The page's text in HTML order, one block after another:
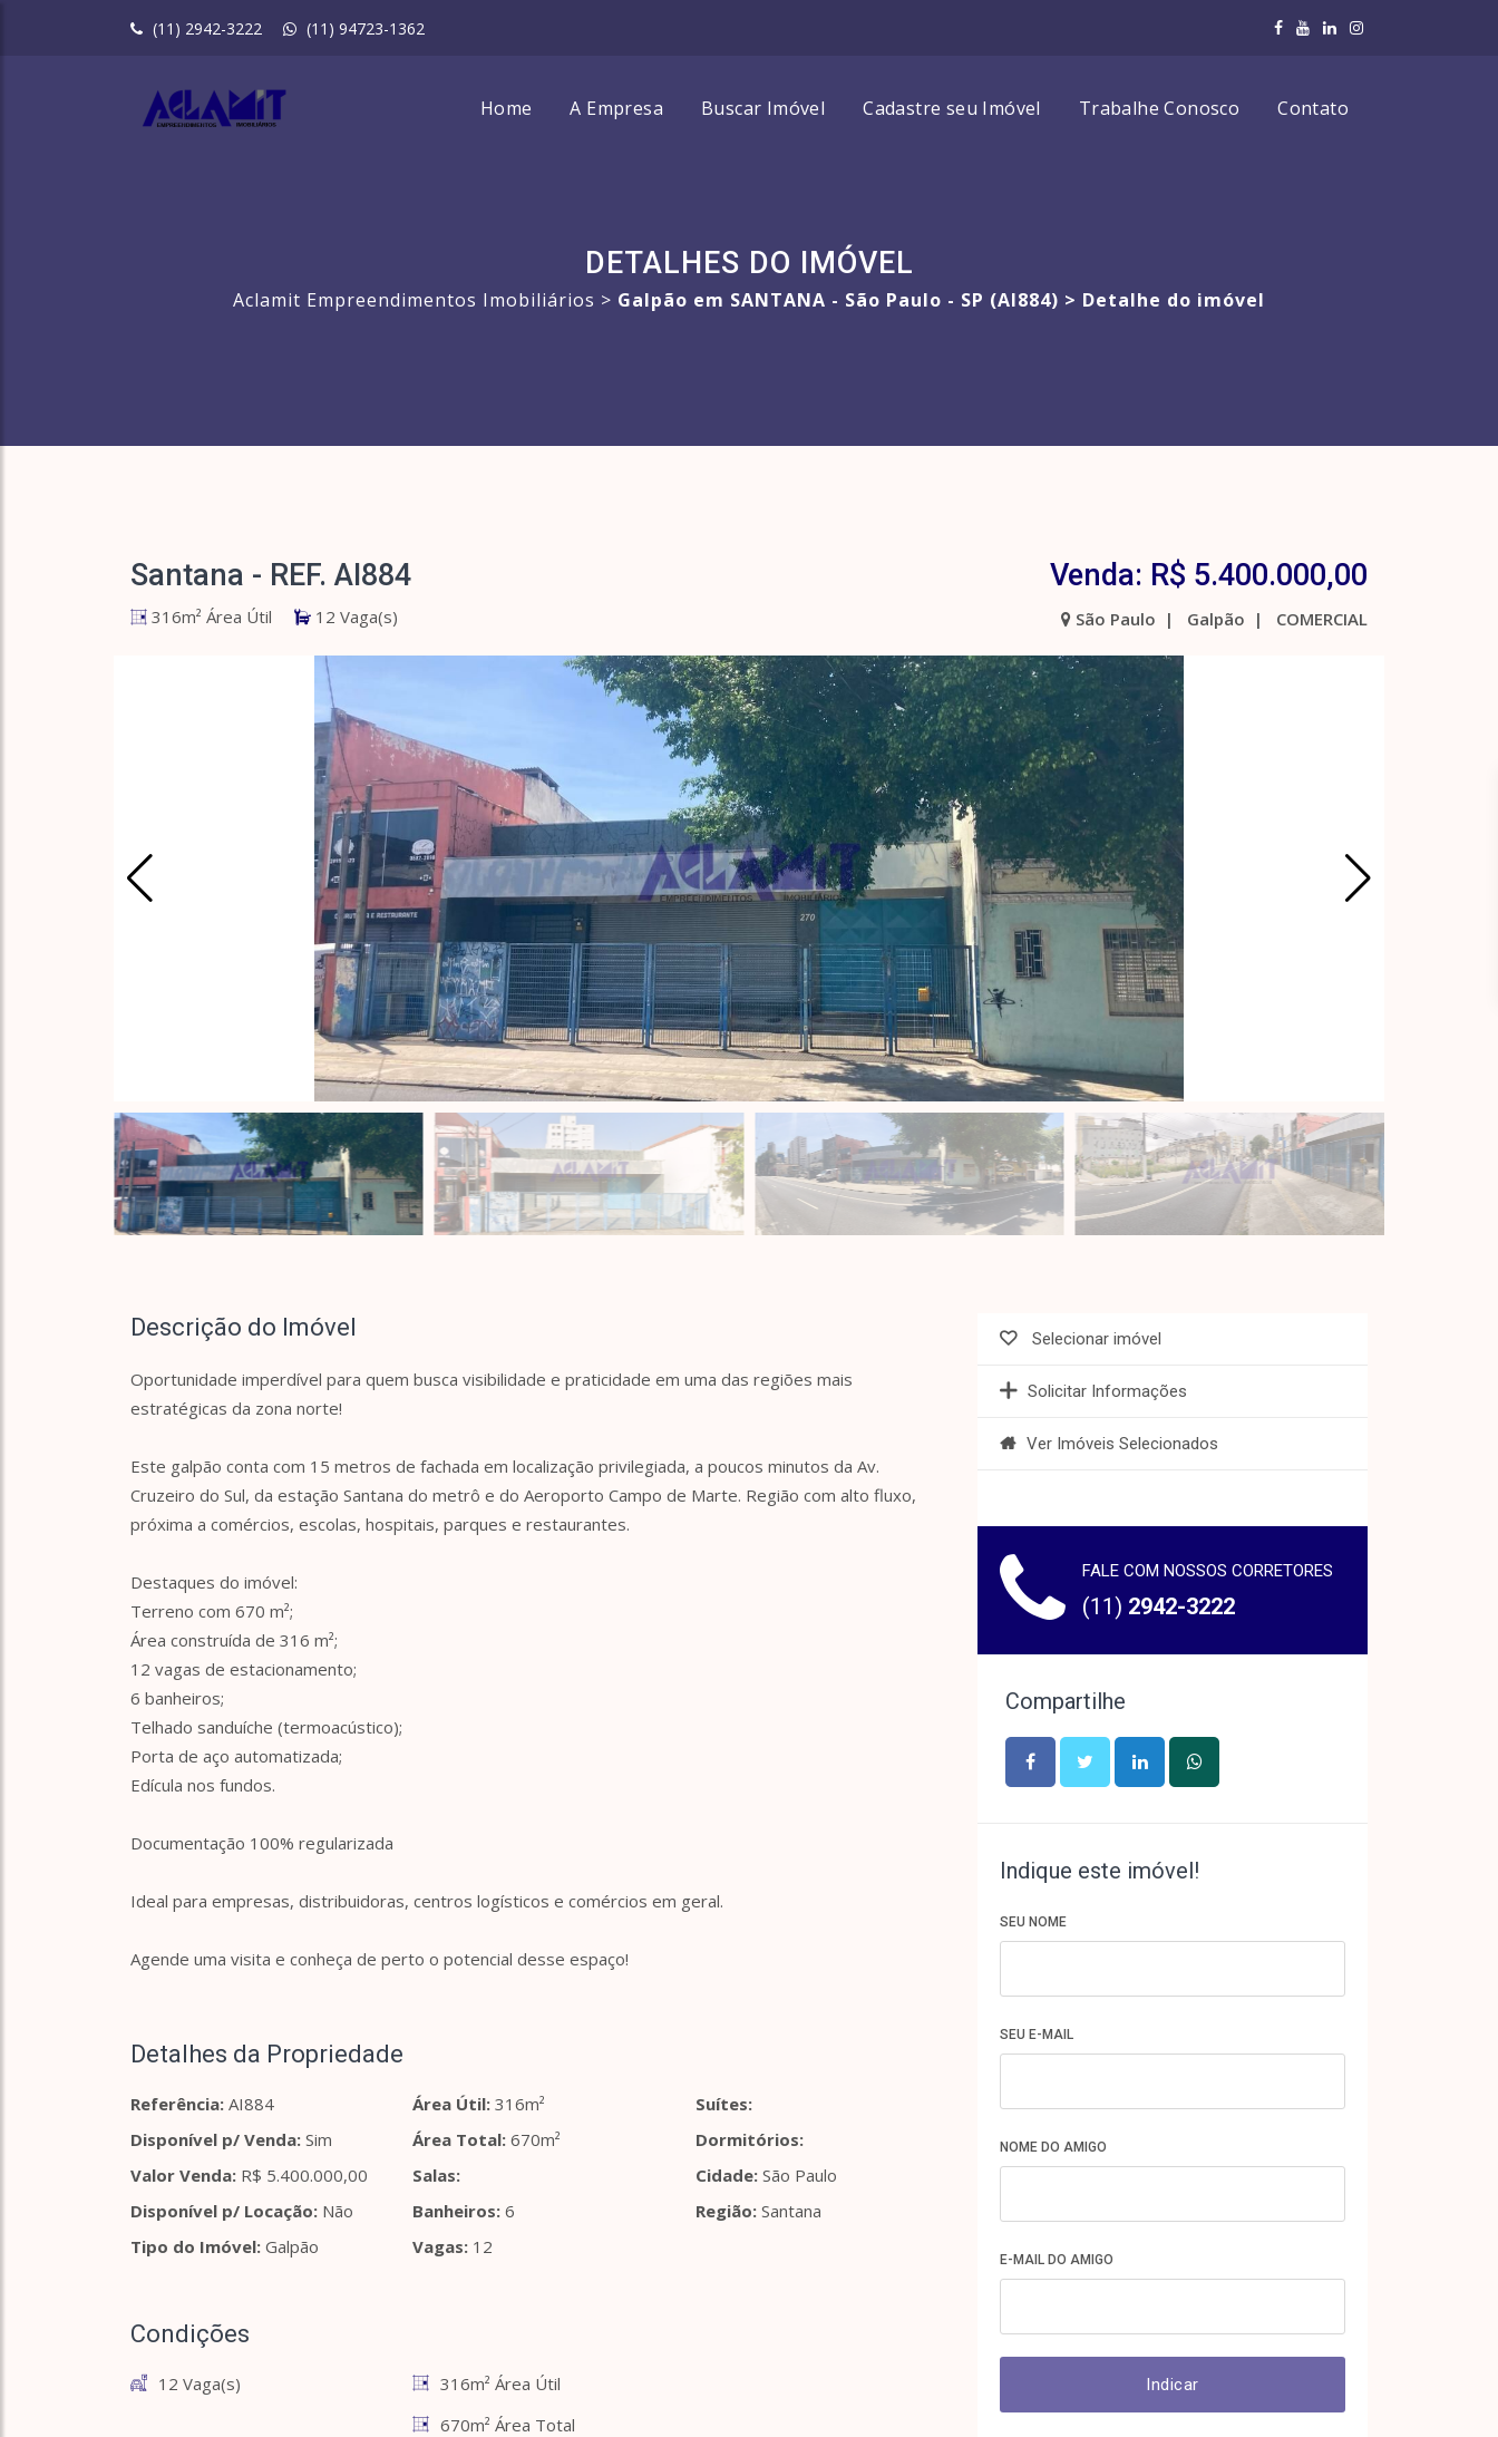
(11) 2942-3222 (11) 94723-1362
Home A Empresa Buscar Imóvel Cadastre seu Imóvel Trabalhe Conosco Contato
DETALHES DO IMÓVEL
Aclamit Empreendimentos Imobiliários > Galpão em SANTANA - São Paulo - SP (AI884) > Detalhe do imóvel
Santana - REF. AI884 Venda: R$ 5.400.000,00
316m² Área Útil 12 Vaga(s) São Paulo | Galpão | COMERCIAL
Descrição do Imóvel
Oportunidade imperdível para quem busca visibilidade e praticidade em uma das regiões mais
estratégicas da zona norte!
Este galpão conta com 15 metros de fachada em localização privilegiada, a poucos minutos da Av.
Cruzeiro do Sul, da estação Santana do metrô e do Aeroporto Campo de Marte. Região com alto fluxo,
próxima a comércios, escolas, hospitais, parques e restaurantes.
Destaques do imóvel:
Terreno com 670 m²;
Área construída de 316 m²;
12 vagas de estacionamento;
6 banheiros;
Telhado sanduíche (termoacústico);
Porta de aço automatizada;
Edícula nos fundos.
Documentação 100% regularizada
Ideal para empresas, distribuidoras, centros logísticos e comércios em geral.
Agende uma visita e conheça de perto o potencial desse espaço!
Detalhes da Propriedade
Referência: AI884
Disponível p/ Venda: Sim
Valor Venda: R$ 5.400.000,00
Disponível p/ Locação: Não
Tipo do Imóvel: Galpão
Área Útil: 316m²
Área Total: 670m²
Salas:
Banheiros: 6
Vagas: 12
Suítes:
Dormitórios:
Cidade:São Paulo
Região:Santana
Condições
12 Vaga(s)
316m² Área Útil
670m² Área Total
Selecionar imóvel
Solicitar Informações
Ver Imóveis Selecionados
FALE COM NOSSOS CORRETORES
(11) 2942-3222
Compartilhe
Indique este imóvel!
SEU NOME
SEU E-MAIL
NOME DO AMIGO
E-MAIL DO AMIGO
Indicar